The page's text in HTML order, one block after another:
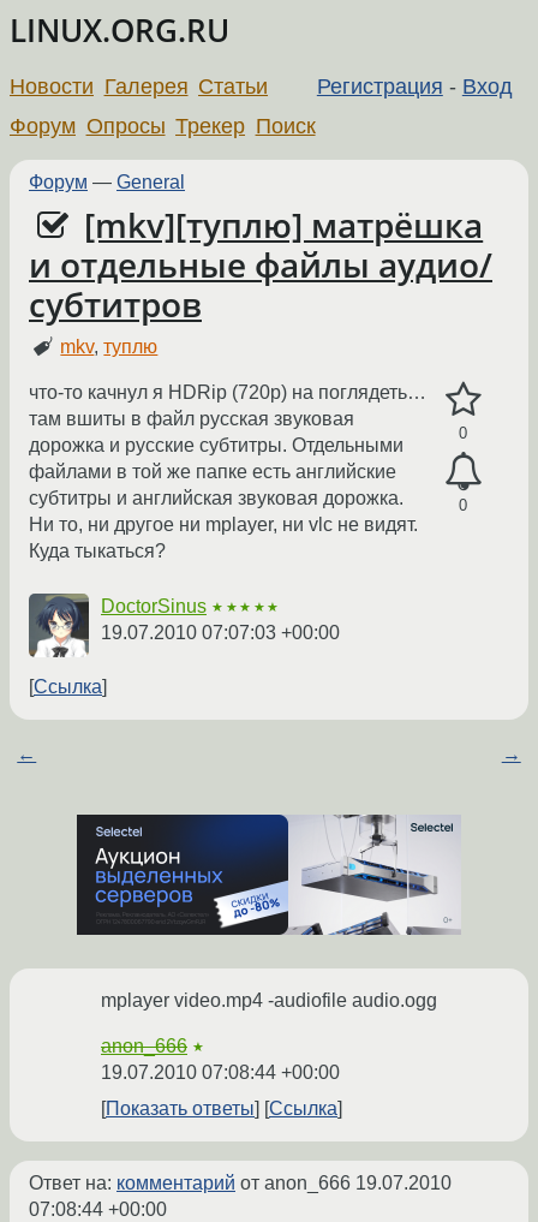
LINUX.ORG.RU
Регистрация - Вход
Новости Галерея Статьи
Форум Опросы Трекер Поиск
Форум — General
[mkv][туплю] матрёшка
и отдельные файлы аудио/
субтитров
mkv,туплю
0
0
что-то качнул я HDRip (720p) на поглядеть…
там вшиты в файл русская звуковая
дорожка и русские субтитры. Отдельными
файлами в той же папке есть английские
субтитры и английская звуковая дорожка.
Ни то, ни другое ни mplayer, ни vlc не видят.
Куда тыкаться?
DoctorSinus ★★★★★
19.07.2010 07:07:03 +00:00
Ссылка
← →
mplayer video.mp4 -audiofile audio.ogg
anon_666 ★
19.07.2010 07:08:44 +00:00
Показать ответы
Ссылка
Ответ на: комментарий от anon_666 19.07.2010
07:08:44 +00:00